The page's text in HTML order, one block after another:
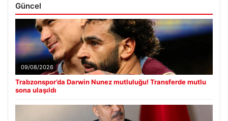
Güncel
09/08/2026
Trabzonspor’da Darwin Nunez mutluluğu! Transferde mutlu
sona ulaşıldı